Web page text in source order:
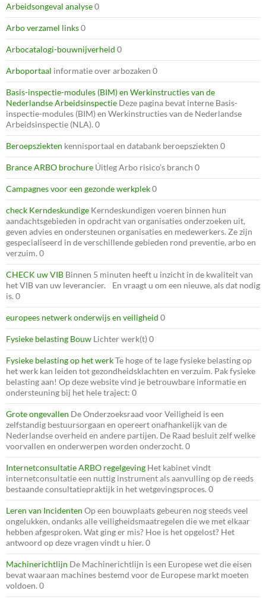
Arbeidsongeval analyse0
Arbo verzamel links0
Arbocatalogi-bouwnijverheid 0
Arboportaal informatie over arbozaken 0
Basis-inspectie-modules (BIM) en Werkinstructies van de
Nederlandse Arbeidsinspectie Deze pagina bevat interne Basis-
inspectie-modules (BIM) en Werkinstructies van de Nederlandse
Arbeidsinspectie (NLA). 0
Beroepsziekten kennisportaal en databank beroepsziekten 0
Brance ARBO brochure Úitleg Arbo risico’s branch 0
Campagnes voor een gezonde werkplek0
check Kerndeskundige Kerndeskundigen voeren binnen hun
aandachtsgebieden in opdracht van organisaties onderzoeken uit,
geven advies en ondersteunen organisaties en medewerkers. Ze zijn
gespecialiseerd in de verschillende gebieden rond preventie, arbo en
verzuim. 0
CHECK uw VIB Binnen 5 minuten heeft u inzicht in de kwaliteit van
het VIB van uw leverancier. En vraagt u om een nieuwe, als dat nodig
is. 0
europees netwerk onderwijs en veiligheid 0
Fysieke belasting Bouw Lichter werk(t) 0
Fysieke belasting op het werkTe hoge of te lage fysieke belasting op
het werk kan leiden tot gezondheidsklachten en verzuim. Pak fysieke
belasting aan! Op deze website vind je betrouwbare informatie en
ondersteuning bij het hele traject: 0
Grote ongevallen De Onderzoeksraad voor Veiligheid is een
zelfstandig bestuursorgaan en opereert onafhankelijk van de
Nederlandse overheid en andere partijen. De Raad besluit zelf welke
voorvallen en onderwerpen worden onderzocht. 0
Internetconsultatie ARBO regelgeving Het kabinet vindt
internetconsultatie een nuttig instrument als aanvulling op de reeds
bestaande consultatiepraktijk in het wetgevingsproces. 0
Leren van Incidenten Op een bouwplaats gebeuren nog steeds veel
ongelukken, ondanks alle veiligheidsmaatregelen die we met elkaar
hebben afgesproken. Wat ging er mis? Hoe is het opgelost? Het
antwoord op deze vragen vindt u hier. 0
Machinerichtlijn De Machinerichtlijn is een Europese wet die eisen
bevat waaraan machines bestemd voor de Europese markt moeten
voldoen. 0